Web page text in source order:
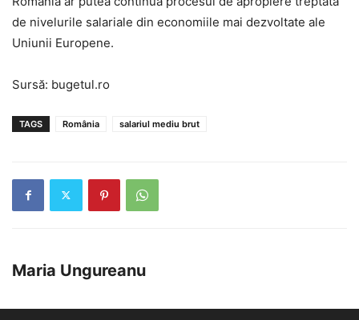
de nivelurile salariale din economiile mai dezvoltate ale
Uniunii Europene.
Sursă: bugetul.ro
TAGS România salariul mediu brut
Maria Ungureanu